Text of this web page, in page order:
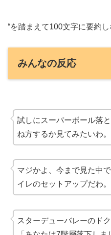
“を踏まえて100文字に要約
みんなの反応
試しにスーパーボール落
ね方するか見てみたいわ。
マジかよ、今まで見た中で
イレのセットアップだわ。
スターデューバレーのド